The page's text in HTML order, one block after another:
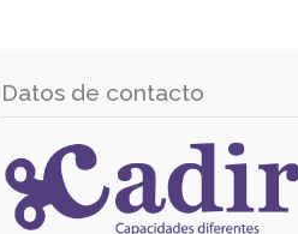
Datos de contacto